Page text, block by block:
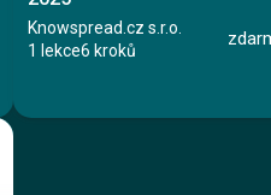
Lekce 3: Volání záchranné služby
Lekce 5: Zdravotnická první pomoc
Knowspread.cz s.r.o.
1 lekce6 kroků